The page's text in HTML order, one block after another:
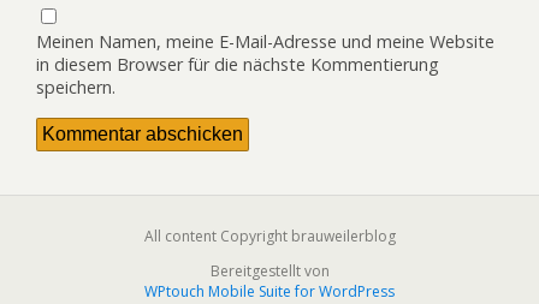
Meinen Namen, meine E-Mail-Adresse und meine Website
in diesem Browser für die nächste Kommentierung
speichern.
All content Copyright brauweilerblog
Bereitgestellt von
WPtouch Mobile Suite for WordPress